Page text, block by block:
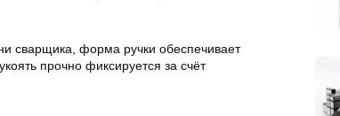
сварщика, форма ручки обеспечивает
прочно фиксируется за счёт